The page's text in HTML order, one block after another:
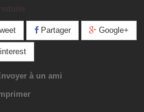
Partager Google+
à un ami